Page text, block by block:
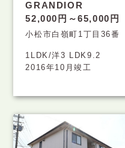
GRANDIOR
52,000円～65,000円
小松市白嶺町1丁目36番
1LDK/洋3 LDK9.2
2016年10月竣工